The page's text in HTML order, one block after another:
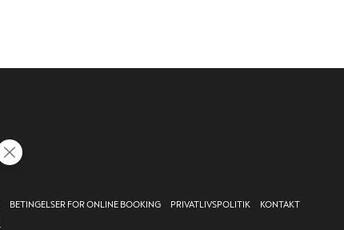
BETINGELSER FOR ONLINE BOOKING PRIVATLIVSPOLITIK
KONTAKT